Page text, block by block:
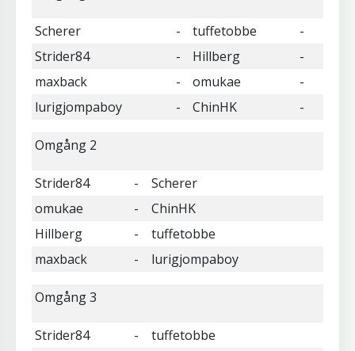
Scherer - tuffetobbe
-
Strider84
- Hillberg
-
maxback
- omukae
-
lurigjompaboy
- ChinHK -
Omgång 2
Strider84 -
Scherer
omukae
-
ChinHK
Hillberg
-
tuffetobbe
maxback
- lurigjompaboy
Omgång 3
Strider84 -
tuffetobbe